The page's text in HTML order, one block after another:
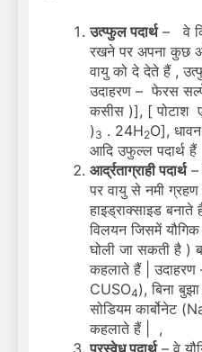
उत्प्फुल पदार्थ– वे
रखने पर अपना कुछ
वायु को दे देते हैं ,
उदाहरण – फेरस
कसीस )], [ पोटाश
) 3 . 24H2O],
आदि उफुल्ल पदार्थ हैं |
आर्द्रताग्राही पदार्थ–
पर वायु से नमी
हाइड्राक्साइड
विलयन जिसमें
घोली जा सकती है )
कहलाते हैं | उदाहरण
CUSO4), बिना
सोडियम कार्बोनेट
कहलाते हैं | ,
प्रस्वेध पदार्थ– वे